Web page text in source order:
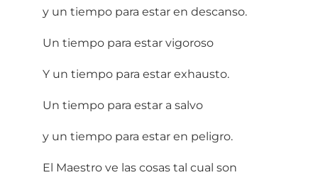
y un tiempo para estar en descanso.
Un tiempo para estar vigoroso
Y un tiempo para estar exhausto.
Un tiempo para estar a salvo
y un tiempo para estar en peligro.
El Maestro ve las cosas tal cual son